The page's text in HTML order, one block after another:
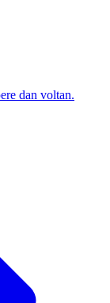
dan voltan.